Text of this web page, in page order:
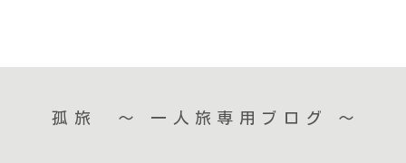
孤旅 〜 一人旅専用ブログ ～